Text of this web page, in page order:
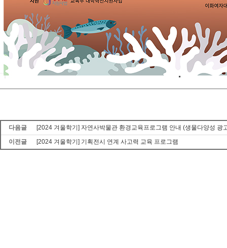
다음글
[2024 겨울학기] 자연사박물관 환경교육프로그램 안내 (생물다양성 광
이전글
[2024 겨울학기] 기획전시 연계 사고력 교육 프로그램